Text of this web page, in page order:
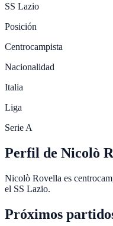
SS Lazio
Posición
Centrocampista
Nacionalidad
Italia
Liga
Serie A
Perfil de Nicolò
Nicolò Rovella es
el SS Lazio.
Próximos